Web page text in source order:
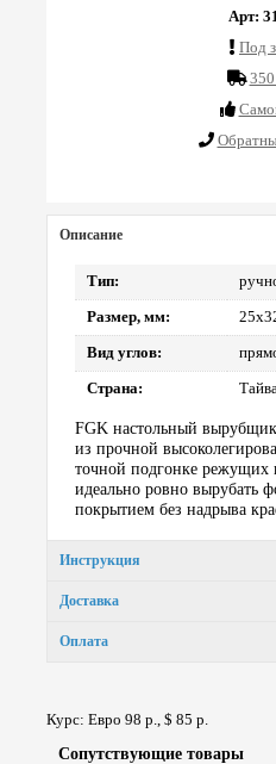
Арт:
Под
350
Описание
Тип:
Размер, мм:
Вид углов:
Страна:
FGK настольный
из прочной
точной подгонке режущих
идеально ровно вырубать
покрытием без надрыва
Инструкция
Доставка
Оплата
Курс: Евро 98 р., $ 85 р.
Сопут­ствую­щие товары